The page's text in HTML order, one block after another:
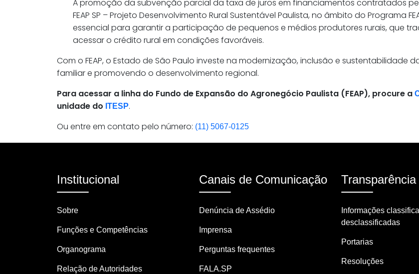
A promoção da subvenção parcial da taxa de juros em financiamentos contratados
FEAP SP – Projeto Desenvolvimento Rural Sustentável Paulista, no âmbito do Programa
essencial para garantir a participação de pequenos e médios produtores rurais, que
acessar o crédito rural em condições favoráveis.
Com o FEAP, o Estado de São Paulo investe na modernização, inclusão e
familiar e promovendo o desenvolvimento regional.
Para acessar a linha do Fundo de Expansão do Agronegócio Paulista (FEAP), procure a
unidade do ITESP.
Ou entre em contato pelo número: (11) 5067-0125
Institucional
Sobre
Funções e Competências
Organograma
Relação de Autoridades
Canais de Comunicação
Denúncia de Assédio
Imprensa
Perguntas frequentes
FALA.SP
Transparência
Informações
desclassificadas
Portarias
Resoluções